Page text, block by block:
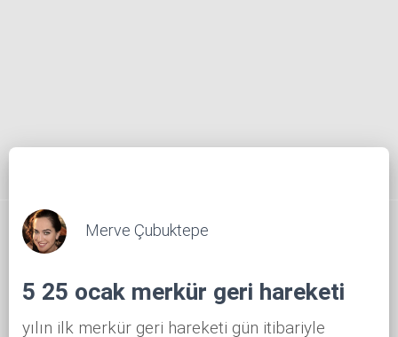
Merve Çubuktepe
5 25 ocak merkür geri hareketi
yılın ilk merkür geri hareketi gün itibariyle